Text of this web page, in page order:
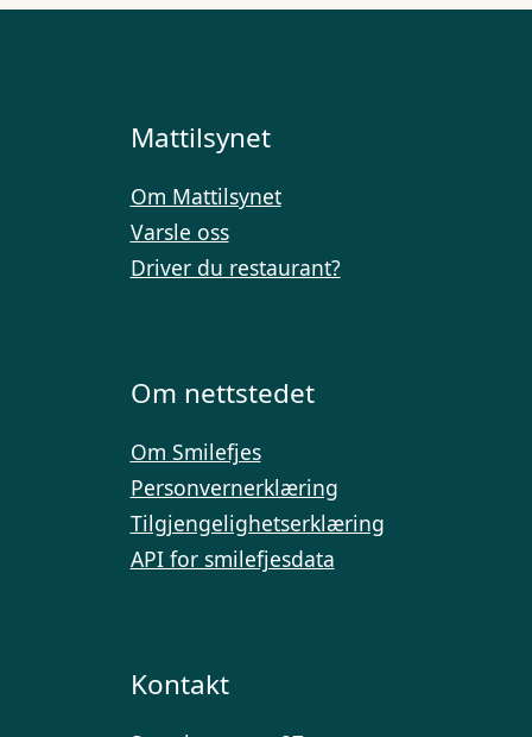
Mattilsynet
Om Mattilsynet
Varsle oss
Driver du restaurant?
Om nettstedet
Om Smilefjes
Personvernerklæring
Tilgjengelighetserklæring
API for smilefjesdata
Kontakt